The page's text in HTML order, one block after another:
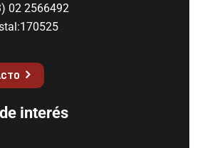
02 2566492
interés